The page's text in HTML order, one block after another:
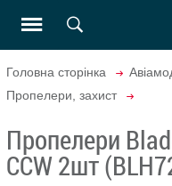
Головна сторінка
Пропелери, захист
Пропелери
CCW 2шт